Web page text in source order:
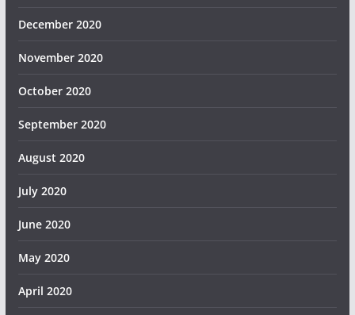
December 2020
November 2020
October 2020
September 2020
August 2020
July 2020
June 2020
May 2020
April 2020